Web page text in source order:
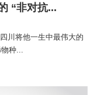
“非对抗...
川将他一生中最伟大的
种...